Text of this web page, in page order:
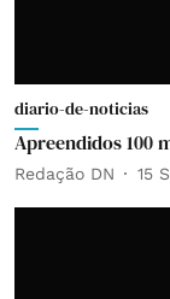
diario-de-noticias
Apreendidos 100
Redação DN 15